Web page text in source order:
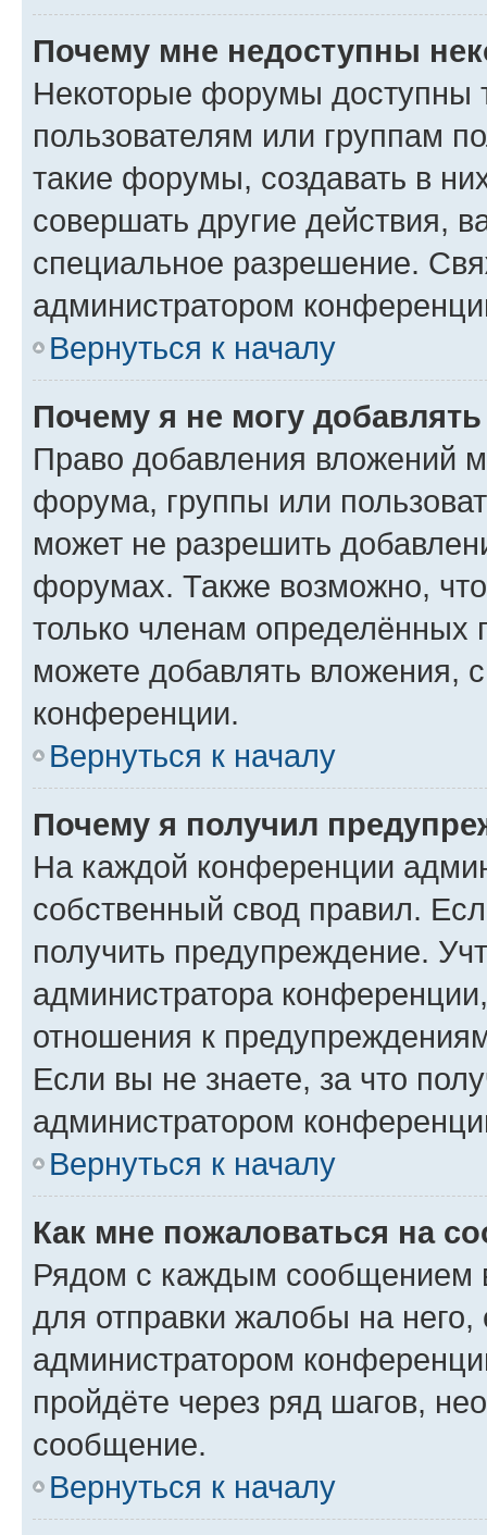
Почему мне недоступны
Некоторые форумы доступны
пользователям или группам
такие форумы, создавать в
совершать другие действия,
специальное разрешение.
администратором
Вернуться к началу
Почему я не могу
Право добавления вложений
форума, группы или
может не разрешить
форумах. Также возможно,
только членам определённых
можете добавлять вложения,
конференции.
Вернуться к началу
Почему я получил
На каждой конференции
собственный свод правил.
получить предупреждение.
администратора
отношения к
Если вы не знаете, за что
администратором
Вернуться к началу
Как мне пожаловаться на
Рядом с каждым сообщением
для отправки жалобы на
администратором
пройдёте через ряд шагов,
сообщение.
Вернуться к началу